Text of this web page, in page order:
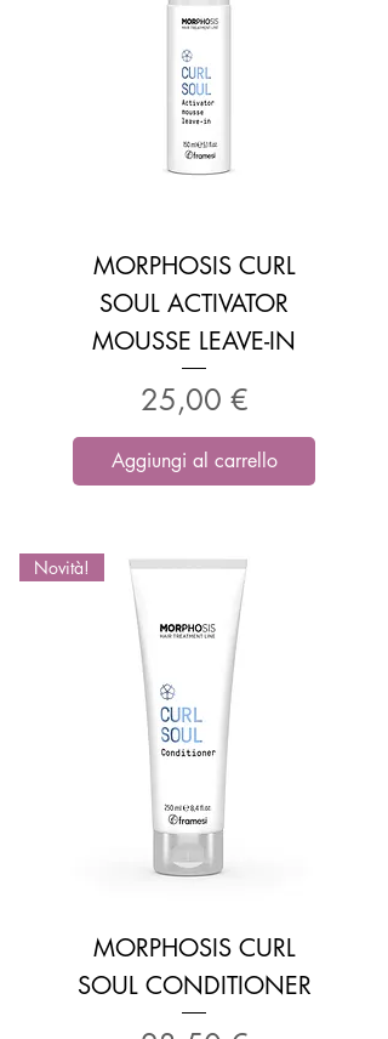
MORPHOSIS CURL
SOUL ACTIVATOR
MOUSSE LEAVE-IN
Prezzo
25,00 €
Aggiungi al carrello
Novità!
MORPHOSIS CURL
SOUL CONDITIONER